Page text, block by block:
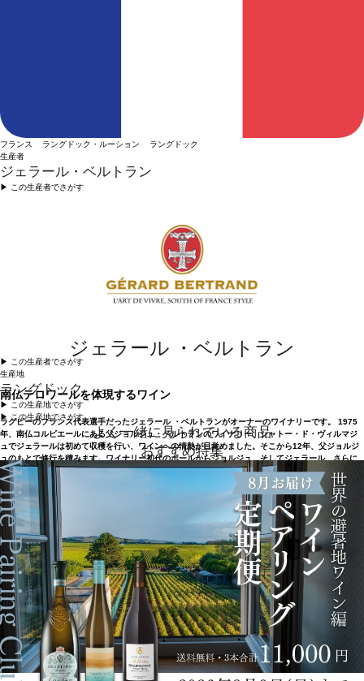
フランス ラングドック・ルーション ラングドック
生産者
ジェラール・ベルトラン
▶︎ この生産者でさがす
ジェラール ・ベルトラン
南仏テロワールを体現するワイン
ラグビーのフランス代表選手だったジェラール ・ベルトランがオーナーのワイナリーです。 1975
年、南仏コルビエールにある父ジョルジュ・ベルトランのワイナリー、シャトー・ド・ヴィルマジ
ュでジェラールは初めて収穫を行い、ワインへの情熱が目覚めました。そこから12年、父ジョルジ
ュのもとで修行を積みます。ワイナリー初代のポールからジョルジュ、そしてジェラール、さらに
ジェラール の子たちのエマとマティアスと、4代にわたって家族経営でワインを造っています。 ジ
ェラールは、ラグビーのフィールドで学んだパフォーマンスと卓越性の価値を大切にしながら、コ
ルビエールの最良のテロワールを実現し、世界に広める探求を続けています。1987年、父の死後、
ヴィルマジュの家業を一手に引き受けたのも、そのような精神からでした。1992年、南仏ワインを
展開していくため、ジェラール・ベルトラン・ワイン社を設立。
▶︎ この生産者でさがす
生産地
ラングドック
▶︎ この生産地でさがす
▶︎ この生産地でさがす
よく一緒に見られている商品
おすすめ特集